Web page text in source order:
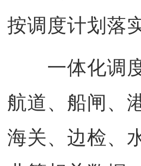
按调度计划落
一体化调度
航道、船闸、
海关、边检、